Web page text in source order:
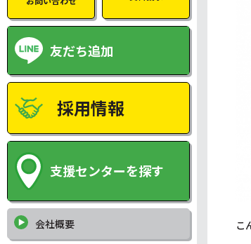
友だち追加
採用情報
支援センターを探す
会社概要 こ